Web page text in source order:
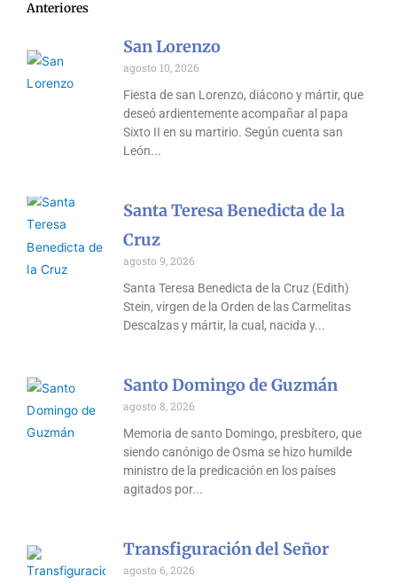
Anteriores
San Lorenzo
agosto 10, 2026
Fiesta de san Lorenzo, diácono y mártir, que
deseó ardientemente acompañar al papa
Sixto II en su martirio. Según cuenta san
León
Santa Teresa Benedicta de la
Cruz
agosto 9, 2026
Santa Teresa Benedicta de la Cruz (Edith)
Stein, virgen de la Orden de las Carmelitas
Descalzas y mártir, la cual, nacida y
Santo Domingo de Guzmán
agosto 8, 2026
Memoria de santo Domingo, presbítero, que
siendo canónigo de Osma se hizo humilde
ministro de la predicación en los países
agitados por
Transfiguración del Señor
agosto 6, 2026